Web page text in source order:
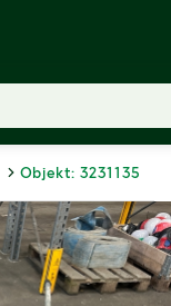
Objekt: 3231135